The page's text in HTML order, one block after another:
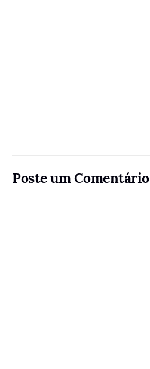
Poste um Comentário